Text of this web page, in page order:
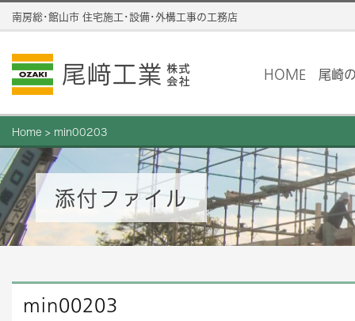
南房総･館山市 住宅施工･設備･外構工事の工務店
HOME 尾崎
Home > min00203
添付ファイル
min00203